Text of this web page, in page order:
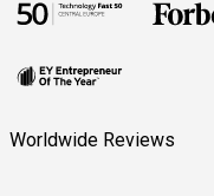
Worldwide Reviews